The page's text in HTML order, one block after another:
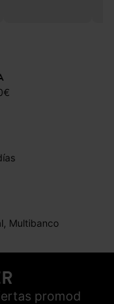
Multibanco
promod